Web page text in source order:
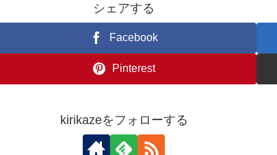
シェアする
Facebook
Pinterest
kirikazeをフォローする